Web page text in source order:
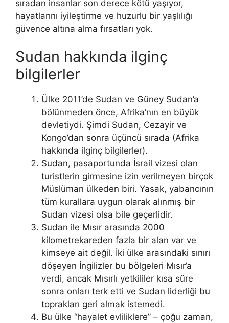
sıradan insanlar son derece kötü yaşıyor,
hayatlarını iyileştirme ve huzurlu bir yaşlılığı
güvence altına alma fırsatları yok.
Sudan hakkında ilginç
bilgilerler
Ülke 2011’de Sudan ve Güney Sudan’a
bölünmeden önce, Afrika’nın en büyük
devletiydi. Şimdi Sudan, Cezayir ve
Kongo’dan sonra üçüncü sırada (Afrika
hakkında ilginç bilgilerler).
Sudan, pasaportunda İsrail vizesi olan
turistlerin girmesine izin verilmeyen birçok
Müslüman ülkeden biri. Yasak, yabancının
tüm kurallara uygun olarak alınmış bir
Sudan vizesi olsa bile geçerlidir.
Sudan ile Mısır arasında 2000
kilometrekareden fazla bir alan var ve
kimseye ait değil. İki ülke arasındaki sınırı
döşeyen İngilizler bu bölgeleri Mısır’a
verdi, ancak Mısırlı yetkililer kısa süre
sonra onları terk etti ve Sudan liderliği bu
toprakları geri almak istemedi.
Bu ülke “hayalet evliliklere” – çoğu zaman,